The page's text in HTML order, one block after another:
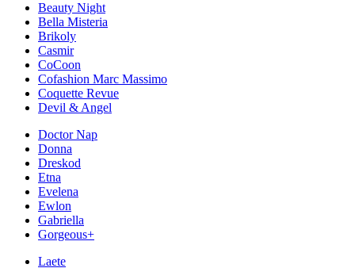
Beauty Night
Bella Misteria
Brikoly
Casmir
CoCoon
Cofashion Marc Massimo
Coquette Revue
Devil & Angel
Doctor Nap
Donna
Dreskod
Etna
Evelena
Ewlon
Gabriella
Gorgeous+
Laete